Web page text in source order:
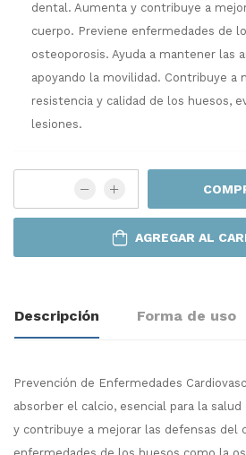
dental. Aumenta y contribuye a
cuerpo. Previene enfermedades de
osteoporosis. Ayuda a mantener las
apoyando la movilidad. Contribuye a
resistencia y calidad de los huesos,
lesiones.
AGREGAR AL
Descripción Forma de uso
Prevención de Enfermedades
absorber el calcio, esencial para la
y contribuye a mejorar las defensas del